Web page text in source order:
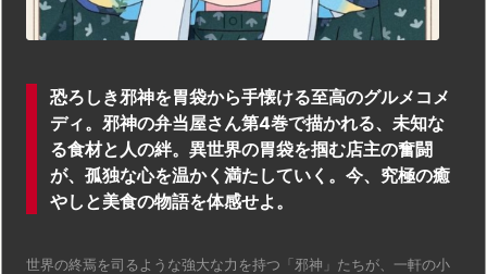
恐ろしき邪神を胃袋から手懐ける至高のグルメコメ
ディ。邪神の弁当屋さん第4巻で描かれる、未知な
る食材と人の絆。異世界の胃袋を掴む店主の奮闘
が、孤独な心を温かく満たしていく。今、究極の癒
やしと美食の物語を体感せよ。
世界の終焉を司るような強大な力を持つ「邪神」たちが、一軒の小